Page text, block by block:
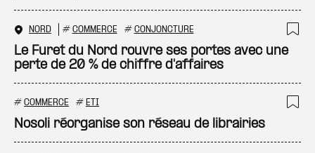
NORD # COMMERCE # CONJONCTURE
Le Furet du Nord rouvre ses portes avec une
perte de 20 % de chiffre d'affaires
# COMMERCE # ETI
Nosoli réorganise son réseau de librairies